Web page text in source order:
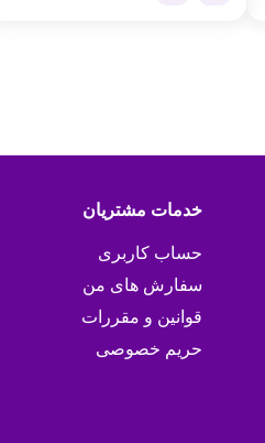
خدمات مشتریان
حساب کاربری
سفارش های من
قوانین و مقررات
حریم خصوصی